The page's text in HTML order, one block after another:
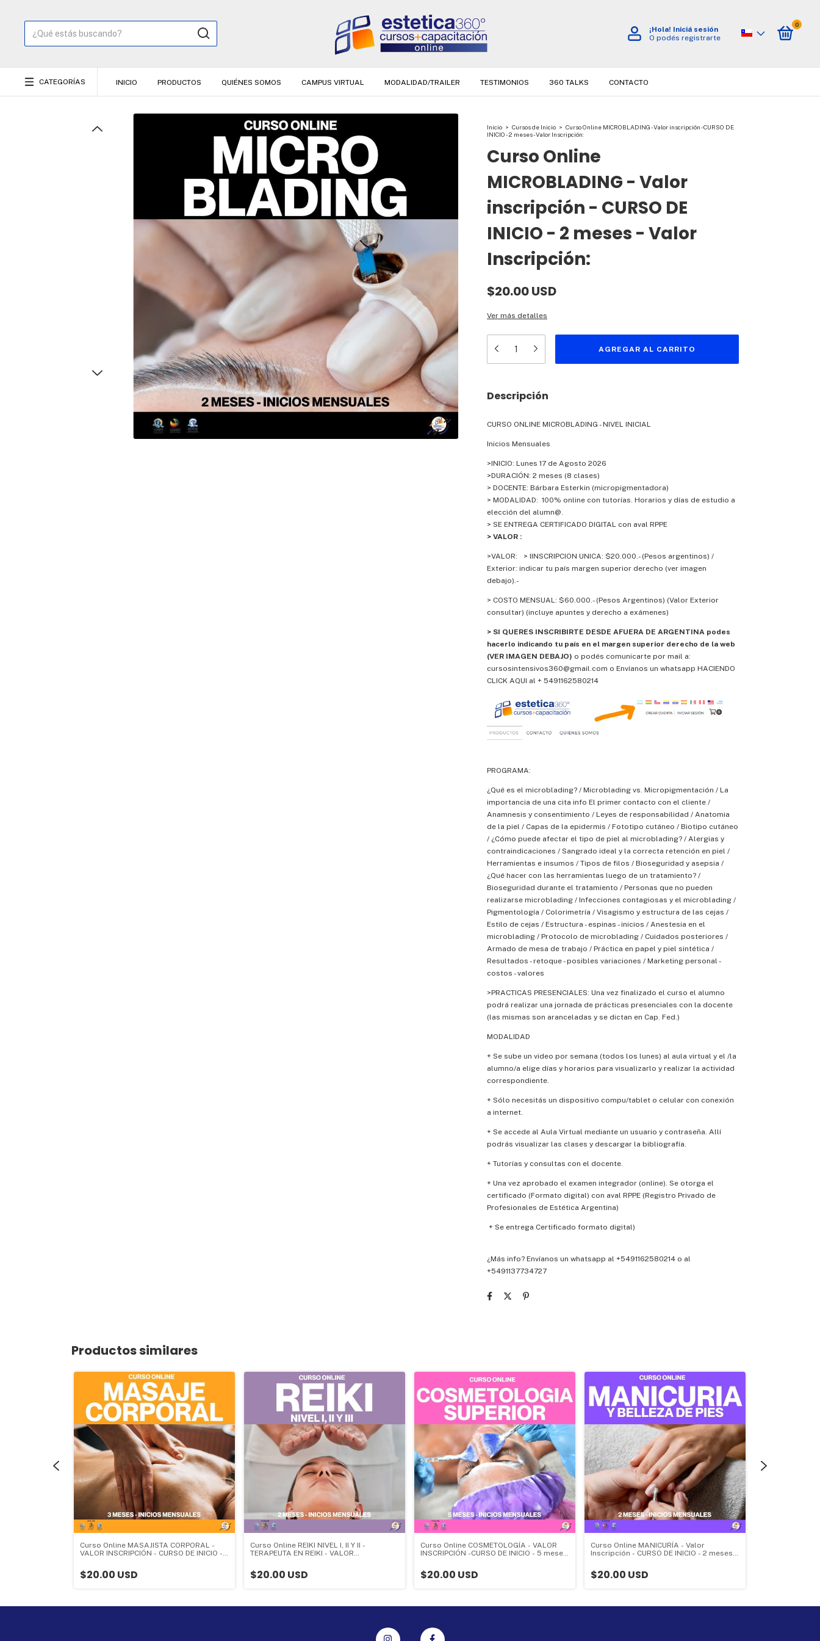
¡Hola! Iniciá sesión
O podés registrarte
0
CATEGORÍAS INICIO PRODUCTOS QUIÉNES SOMOS CAMPUS VIRTUAL MODALIDAD/TRAILER TESTIMONIOS 360 TALKS CONTACTO
Inicio > Cursos de Inicio > Curso Online MICROBLADING - Valor inscripción - CURSO DE
INICIO - 2 meses - Valor Inscripción:
Curso Online
MICROBLADING - Valor
inscripción - CURSO DE
INICIO - 2 meses - Valor
Inscripción:
$20.00 USD
Ver más detalles
Descripción
CURSO ONLINE MICROBLADING - NIVEL INICIAL
Inicios Mensuales
>INICIO: Lunes 17 de Agosto 2026
>DURACIÓN: 2 meses (8 clases)
> DOCENTE: Bárbara Esterkin (micropigmentadora)
> MODALIDAD: 100% online con tutorías. Horarios y días de estudio a
elección del alumn@.
> SE ENTREGA CERTIFICADO DIGITAL con aval RPPE
> VALOR :
>VALOR: > IINSCRIPCION UNICA: $20.000.- (Pesos argentinos) /
Exterior: indicar tu país margen superior derecho (ver imagen
debajo).-
> COSTO MENSUAL: $60.000.- (Pesos Argentinos) (Valor Exterior
consultar) (incluye apuntes y derecho a exámenes)
> SI QUERES INSCRIBIRTE DESDE AFUERA DE ARGENTINA podes
hacerlo indicando tu país en el margen superior derecho de la web
(VER IMAGEN DEBAJO) o podés comunicarte por mail a:
cursosintensivos360@gmail.com o Envíanos un whatsapp HACIENDO
CLICK AQUI al + 5491162580214
PROGRAMA:
¿Qué es el microblading? / Microblading vs. Micropigmentación / La
importancia de una cita info El primer contacto con el cliente /
Anamnesis y consentimiento / Leyes de responsabilidad / Anatomia
de la piel / Capas de la epidermis / Fototipo cutáneo / Biotipo cutáneo
/ ¿Cómo puede afectar el tipo de piel al microblading? / Alergias y
contraindicaciones / Sangrado ideal y la correcta retención en piel /
Herramientas e insumos / Tipos de filos / Bioseguridad y asepsia /
¿Qué hacer con las herramientas luego de un tratamiento? /
Bioseguridad durante el tratamiento / Personas que no pueden
realizarse microblading / Infecciones contagiosas y el microblading /
Pigmentología / Colorimetría / Visagismo y estructura de las cejas /
Estilo de cejas / Estructura - espinas - inicios / Anestesia en el
microblading / Protocolo de microblading / Cuidados posteriores /
Armado de mesa de trabajo / Práctica en papel y piel sintética /
Resultados - retoque - posibles variaciones / Marketing personal -
costos - valores
>PRACTICAS PRESENCIALES: Una vez finalizado el curso el alumno
podrá realizar una jornada de prácticas presenciales con la docente
(las mismas son aranceladas y se dictan en Cap. Fed.)
MODALIDAD
+ Se sube un video por semana (todos los lunes) al aula virtual y el /la
alumno/a elige días y horarios para visualizarlo y realizar la actividad
correspondiente.
+ Sólo necesitás un dispositivo compu/tablet o celular con conexión
a internet.
+ Se accede al Aula Virtual mediante un usuario y contraseña. Allí
podrás visualizar las clases y descargar la bibliografía.
+ Tutorías y consultas con el docente.
+ Una vez aprobado el examen integrador (online). Se otorga el
certificado (Formato digital) con aval RPPE (Registro Privado de
Profesionales de Estética Argentina)
+ Se entrega Certificado formato digital)
¿Más info? Envíanos un whatsapp al +5491162580214 o al
+5491137734727
Productos similares
Curso Online MASAJISTA CORPORAL -
VALOR INSCRIPCIÓN - CURSO DE INICIO -
$20.00 USD
Curso Online REIKI NIVEL I, II Y II -
TERAPEUTA EN REIKI - VALOR
- Valor Inscripción:
$20.00 USD
Curso Online COSMETOLOGÍA - VALOR
INSCRIPCIÓN -CURSO DE INICIO - 5 meses
$20.00 USD
Curso Online MANICURÍA - Valor
Inscripción - CURSO DE INICIO - 2 meses -
$20.00 USD